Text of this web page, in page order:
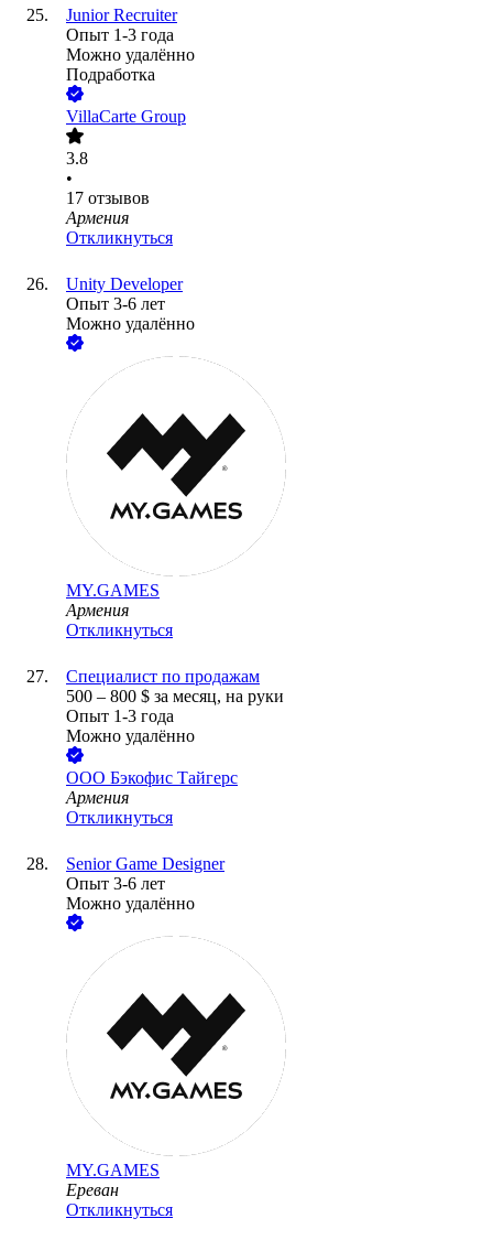
Junior Recruiter
Опыт 1-3 года
Можно удалённо
Подработка
VillaCarte Group
3.8
•
17 отзывов
Армения
Откликнуться
Unity Developer
Опыт 3-6 лет
Можно удалённо
MY.GAMES
Армения
Откликнуться
Специалист по продажам
500 – 800 $ за месяц, на руки
Опыт 1-3 года
Можно удалённо
ООО Бэкофис Тайгерс
Армения
Откликнуться
Senior Game Designer
Опыт 3-6 лет
Можно удалённо
MY.GAMES
Ереван
Откликнуться